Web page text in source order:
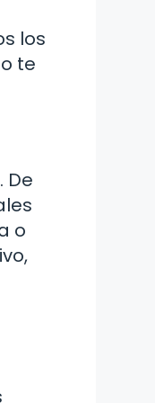
los
te
De
o